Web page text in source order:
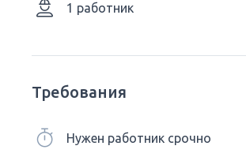
1 работник
Требования
Нужен работник срочно